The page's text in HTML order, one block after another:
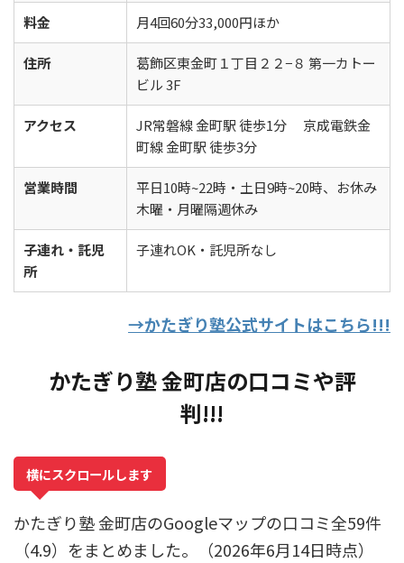
料金 月4回60分33,000円ほか
住所
葛飾区東金町１丁目２２−８ 第一カトー
ビル 3F
アクセス
JR常磐線 金町駅 徒歩1分 京成電鉄金
町線 金町駅 徒歩3分
営業時間
平日10時~22時・土日9時~20時、お休み
木曜・月曜隔週休み
子連れ・託児
所
子連れOK・託児所なし
→かたぎり塾公式サイトはこちら!!!
かたぎり塾 金町店の口コミや評
判!!!
横にスクロールします
かたぎり塾 金町店のGoogleマップの口コミ全59件
（4.9）をまとめました。（2026年6月14日時点）